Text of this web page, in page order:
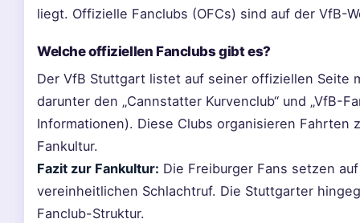
liegt. Offizielle Fanclubs (OFCs) sind auf der VfB-
Welche offiziellen Fanclubs gibt es?
Der VfB Stuttgart listet auf seiner offiziellen Seite
darunter den „Cannstatter Kurvenclub“ und „VfB-
Informationen). Diese Clubs organisieren Fahrten
Fankultur.
Fazit zur Fankultur: Die Freiburger Fans setzen
vereinheitlichen Schlachtruf. Die Stuttgarter
Fanclub-Struktur.